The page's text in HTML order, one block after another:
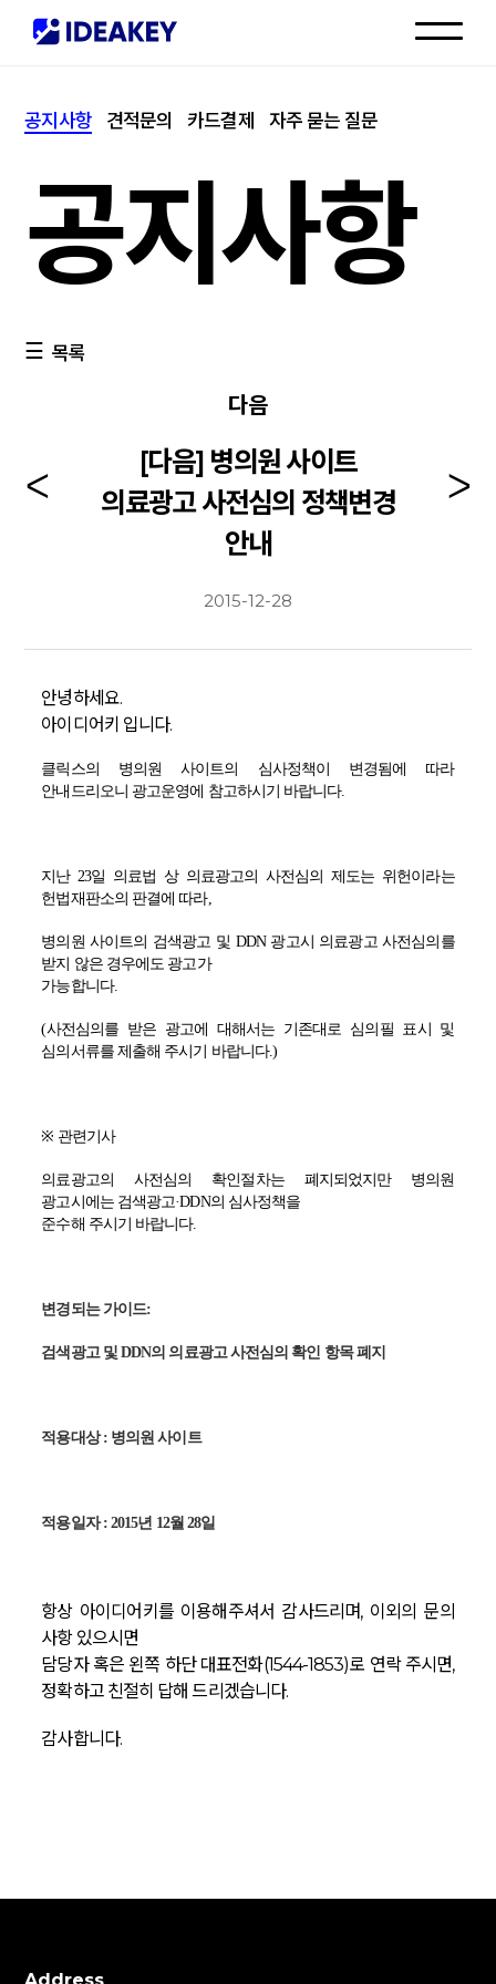
고객센터
공지사항 견적문의 카드결제 자주 묻는 질문
공지사항
목록
다음
[다음] 병의원 사이트
의료광고 사전심의 정책변경
안내
2015-12-28
안녕하세요.
아이디어키 입니다.
클릭스의 병의원 사이트의 심사정책이 변경됨에 따라
안내드리오니 광고운영에 참고하시기 바랍니다.
지난23일 의료법 상 의료광고의 사전심의 제도는 위헌이라는
헌법재판소의 판결에 따라,
병의원 사이트의 검색광고 및 DDN 광고시 의료광고 사전심의를
받지 않은 경우에도 광고가
가능합니다.
(사전심의를 받은 광고에 대해서는 기존대로 심의필 표시 및
심의서류를 제출해 주시기 바랍니다.)
※ 관련기사
의료광고의 사전심의 확인절차는 폐지되었지만 병의원
광고시에는 검색광고·DDN의 심사정책을
준수해 주시기 바랍니다.
변경되는 가이드:
검색광고 및DDN의 의료광고 사전심의 확인 항목 폐지
적용대상: 병의원 사이트
적용일자: 2015년 12월 28일
항상 아이디어키를 이용해주셔서 감사드리며, 이외의 문의
사항 있으시면
담당자 혹은 왼쪽 하단 대표전화(1544-1853)로 연락 주시면,
정확하고 친절히 답해 드리겠습니다.
감사합니다.